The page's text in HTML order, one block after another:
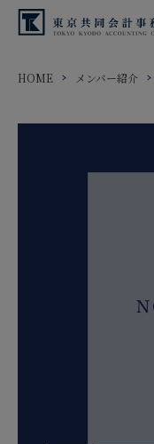
HOME メンバー紹介